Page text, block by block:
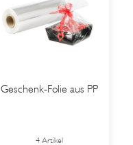
Geschenk-Folie aus PP
4 Artikel